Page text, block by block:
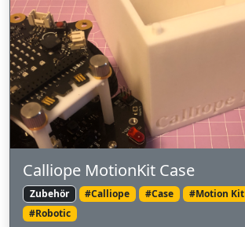
Calliope MotionKit Case
Zubehör #Calliope #Case #Motion Kit
#Robotic